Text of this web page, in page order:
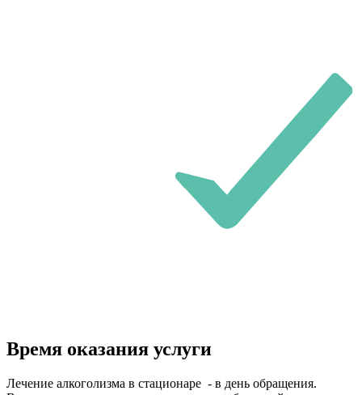
Время оказания услуги
Лечение алкоголизма в стационаре - в день обращения.